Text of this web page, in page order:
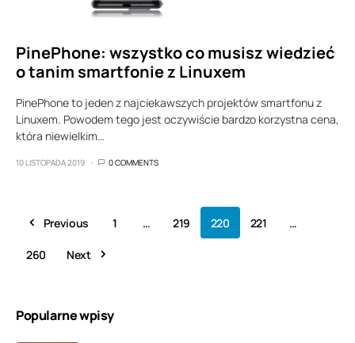
PinePhone: wszystko co musisz wiedzieć
o tanim smartfonie z Linuxem
PinePhone to jeden z najciekawszych projektów smartfonu z
Linuxem. Powodem tego jest oczywiście bardzo korzystna cena,
która niewielkim…
10 LISTOPADA 2019 0 COMMENTS
Previous 1 … 219 220 221 …
260 Next
Popularne wpisy